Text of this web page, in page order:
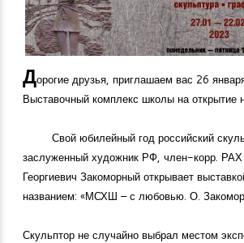
Дорогие друзья, приглашаем вас 26
Выставочный комплекс школы на открытие
Свой юбилейный год российский
заслуженный художник РФ, член-корр.
Георгиевич Закоморный открывает
названием: «МСХШ – с любовью. О.
Скульптор не случайно выбрал местом